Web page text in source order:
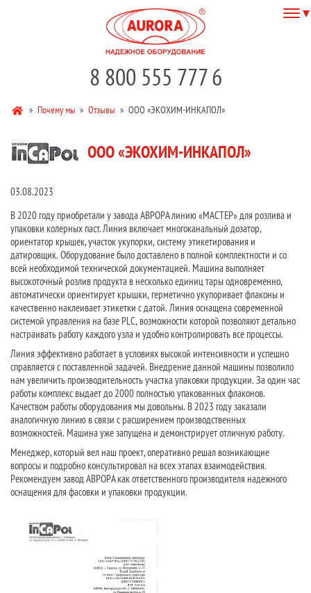
8 800 555 777 6
» Почему мы » Отзывы » ООО «ЭКОХИМ-ИНКАПОЛ»
ООО «ЭКОХИМ-ИНКАПОЛ»
03.08.2023
В 2020 году приобретали у завода АВРОРА линию «МАСТЕР» для розлива и
упаковки колерных паст. Линия включает многоканальный дозатор,
ориентатор крышек, участок укупорки, систему этикетирования и
датировщик. Оборудование было доставлено в полной комплектности и со
всей необходимой технической документацией. Машина выполняет
высокоточный розлив продукта в несколько единиц тары одновременно,
автоматически ориентирует крышки, герметично укупоривает флаконы и
качественно наклеивает этикетки с датой. Линия оснащена современной
системой управления на базе PLC, возможности которой позволяют детально
настраивать работу каждого узла и удобно контролировать все процессы.
Линия эффективно работает в условиях высокой интенсивности и успешно
справляется с поставленной задачей. Внедрение данной машины позволило
нам увеличить производительность участка упаковки продукции. За один час
работы комплекс выдает до 2000 полностью упакованных флаконов.
Качеством работы оборудования мы довольны. В 2023 году заказали
аналогичную линию в связи с расширением производственных
возможностей. Машина уже запущена и демонстрирует отличную работу.
Менеджер, который вел наш проект, оперативно решал возникающие
вопросы и подробно консультировал на всех этапах взаимодействия.
Рекомендуем завод АВРОРА как ответственного производителя надежного
оснащения для фасовки и упаковки продукции.